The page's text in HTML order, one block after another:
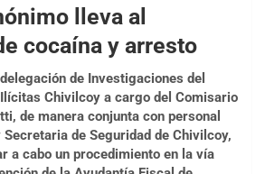
lleva al
cocaína y arresto
de Investigaciones del
Chivilcoy a cargo del Comisario
de manera conjunta con personal
de Seguridad de Chivilcoy,
a cabo un procedimiento en la vía